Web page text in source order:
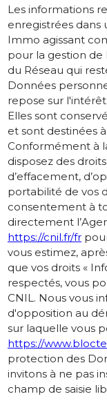
Les informations
enregistrées dans
Immo agissant
pour la gestion
du Réseau qui
Données
repose sur
Elles sont
et sont destinées
Conformément à
disposez des
d’effacement,
portabilité de vos
consentement à
directement
https://cnil.fr/fr
vous estimez,
que vos droits «
respectés, vous
CNIL. Nous vous
d'opposition au
sur laquelle vous
https://
protection des
invitons à ne pas
champ de saisie